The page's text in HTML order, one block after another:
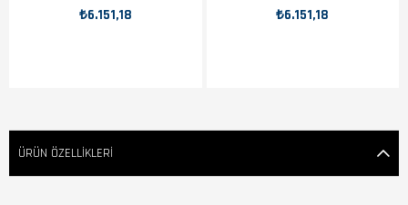
(Ledsiz)
₺6.151,18
Siyah
₺6.151,18
ÜRÜN ÖZELLIKLERI